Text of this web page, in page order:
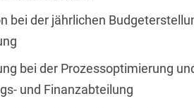
bei der jährlichen
bei der Prozessoptimierung
und Finanzabteilung